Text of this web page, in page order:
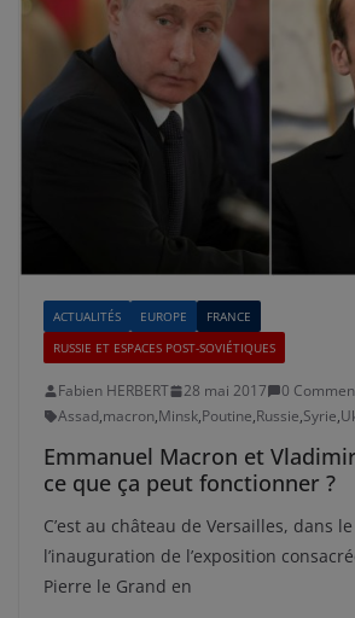
ACTUALITÉS EUROPE
FRANCE
RUSSIE ET ESPACES POST-SOVIÉTIQUES
Fabien HERBERT 28 mai 2017
0
Assad,macron,Minsk,Poutine,Russie,Syrie,
Emmanuel Macron et
ce que ça peut fonctionner ?
C’est au château de Versailles, dans
l’inauguration de l’exposition
Pierre le Grand en